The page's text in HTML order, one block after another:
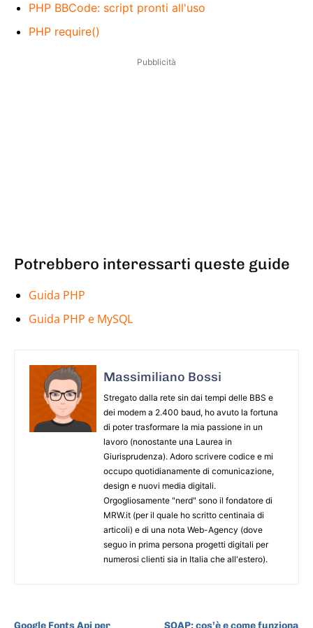
PHP BBCode: script pronti all'uso
PHP require()
Pubblicità
Potrebbero interessarti queste guide
Guida PHP
Guida PHP e MySQL
Massimiliano Bossi
Stregato dalla rete sin dai tempi delle BBS e
dei modem a 2.400 baud, ho avuto la fortuna
di poter trasformare la mia passione in un
lavoro (nonostante una Laurea in
Giurisprudenza). Adoro scrivere codice e mi
occupo quotidianamente di comunicazione,
design e nuovi media digitali.
Orgogliosamente "nerd" sono il fondatore di
MRW.it (per il quale ho scritto centinaia di
articoli) e di una nota Web-Agency (dove
seguo in prima persona progetti digitali per
numerosi clienti sia in Italia che all'estero).